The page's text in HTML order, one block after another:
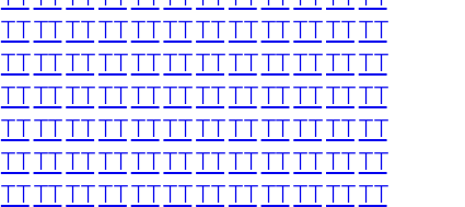
TTTTTTTTTTTTTTTTTTTTTTTT
TTTTTTTTTTTTTTTTTTTTTTTT
TTTTTTTTTTTTTTTTTTTTTTTT
TTTTTTTTTTTTTTTTTTTTTTTT
TTTTTTTTTTTTTTTTTTTTTTTT
TTTTTTTTTTTTTTTTTTTTTTTT